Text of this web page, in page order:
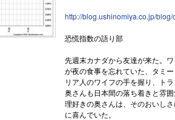
http://blog.ushinomiya.co.jp/
恐慌指数の語り部
先週末カナダから友達が来た。
が夜の食事を忘れていた、タミ
リア人のワイフの手を握り、ト
奥さんも日本間の落ち着きと雰
理好きの奥さんは、そのおいし
に喜んでいた。